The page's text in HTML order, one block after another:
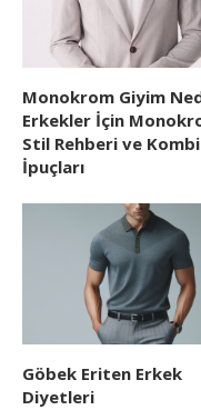
Monokrom Giyim
Erkekler İçin
Stil Rehberi ve
İpuçları
Göbek Eriten Erkek
Diyetleri